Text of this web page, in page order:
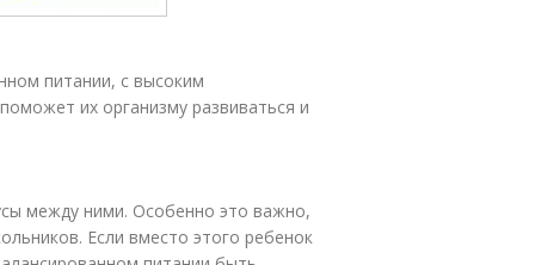
питании, с высоким
их организму развиваться и
между ними. Особенно это важно,
Если вместо этого ребенок